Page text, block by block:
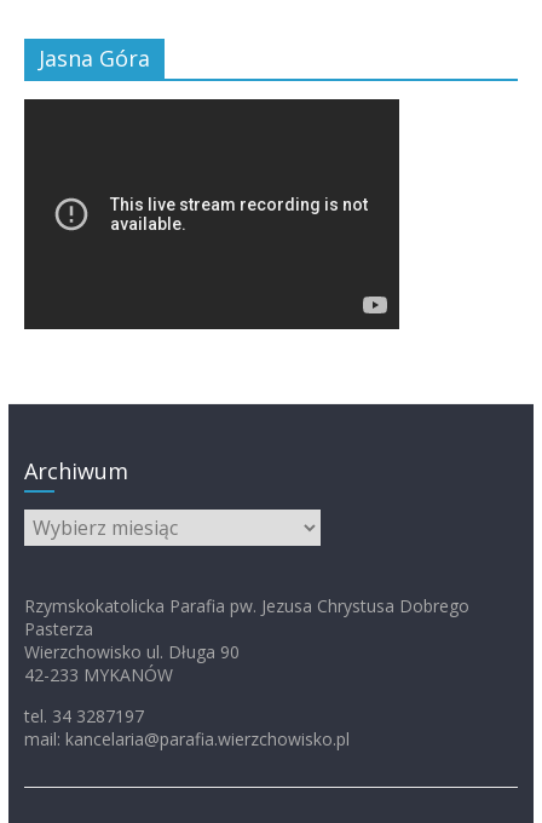
Jasna Góra
Archiwum
Archiwum
Rzymskokatolicka Parafia pw. Jezusa Chrystusa Dobrego
Pasterza
Wierzchowisko ul. Długa 90
42-233 MYKANÓW
tel. 34 3287197
mail: kancelaria@parafia.wierzchowisko.pl